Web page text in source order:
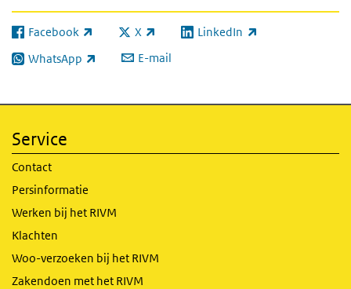
Facebook
(externe link) X
(externe link) LinkedIn
(externe link)
WhatsApp
(externe link) E-mail
Service
Contact
Persinformatie
Werken bij het RIVM
Klachten
Woo-verzoeken bij het RIVM
Zakendoen met het RIVM